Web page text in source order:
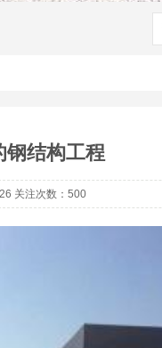
钢结构工程
关注次数：500